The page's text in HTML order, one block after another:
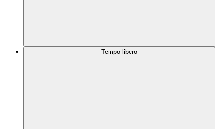
Tempo libero